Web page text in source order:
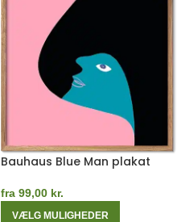
Bauhaus Blue Man plakat
fra 99,00 kr.
VÆLG MULIGHEDER